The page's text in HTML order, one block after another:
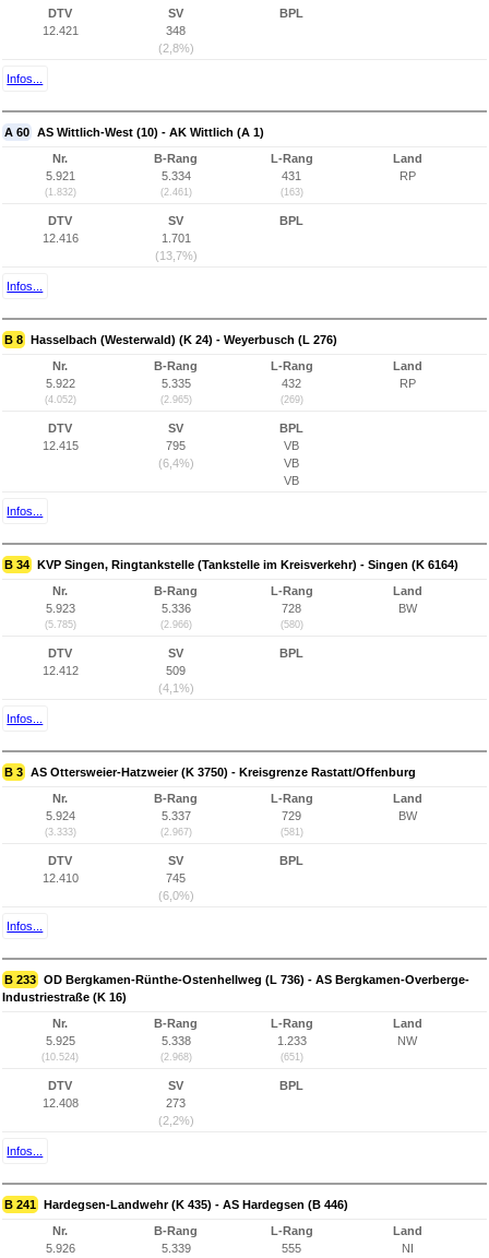
DTV
12.421
SV
348
(2,8%)
BPL
Infos...
A 60 AS Wittlich-West (10) - AK Wittlich (A 1)
Nr.
5.921
(1.832)
B-Rang
5.334
(2.461)
L-Rang
431
(163)
Land
RP
DTV
12.416
SV
1.701
(13,7%)
BPL
Infos...
B 8 Hasselbach (Westerwald) (K 24) - Weyerbusch (L 276)
Nr.
5.922
(4.052)
B-Rang
5.335
(2.965)
L-Rang
432
(269)
Land
RP
DTV
12.415
SV
795
(6,4%)
BPL
VB
VB
VB
Infos...
B 34 KVP Singen, Ringtankstelle (Tankstelle im Kreisverkehr) - Singen (K 6164)
Nr.
5.923
(5.785)
B-Rang
5.336
(2.966)
L-Rang
728
(580)
Land
BW
DTV
12.412
SV
509
(4,1%)
BPL
Infos...
B 3 AS Ottersweier-Hatzweier (K 3750) - Kreisgrenze Rastatt/Offenburg
Nr.
5.924
(3.333)
B-Rang
5.337
(2.967)
L-Rang
729
(581)
Land
BW
DTV
12.410
SV
745
(6,0%)
BPL
Infos...
B 233 OD Bergkamen-Rünthe-Ostenhellweg (L 736) - AS Bergkamen-Overberge-
Industriestraße (K 16)
Nr.
5.925
(10.524)
B-Rang
5.338
(2.968)
L-Rang
1.233
(651)
Land
NW
DTV
12.408
SV
273
(2,2%)
BPL
Infos...
B 241 Hardegsen-Landwehr (K 435) - AS Hardegsen (B 446)
Nr.
5.926
B-Rang
5.339
L-Rang
555
Land
NI